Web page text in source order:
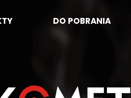
DO POBRANIA